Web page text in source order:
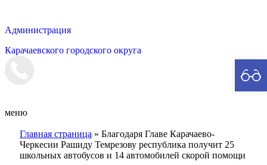
Администрация
Карачаевского городского округа
меню
Главная страница » Благодаря Главе Карачаево-
Черкесии Рашиду Темрезову республика получит 25
школьных автобусов и 14 автомобилей скорой помощи